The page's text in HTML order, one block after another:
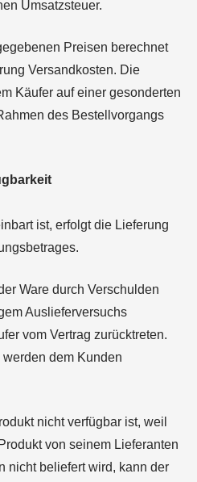
Umsatzsteuer.
Preisen berechnet
Versandkosten. Die
Käufer auf einer gesonderten
des Bestellvorgangs
ist, erfolgt die Lieferung
Ware durch Verschulden
Auslieferversuchs
vom Vertrag zurücktreten.
dem Kunden
nicht verfügbar ist, weil
von seinem Lieferanten
nicht beliefert wird, kann der